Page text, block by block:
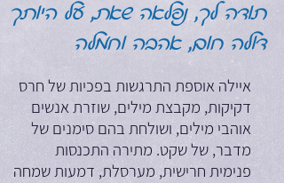
תודה לך, נפלאה שאת, על היותך
דולה חום, אהבה וחמלה
איילה אוספת התרגשות בפכיות של חרס
דקיקות, מקבצת מילים, שוזרת אנשים
אוהבי מילים, ושולחת בהם סימנים של
מדבר, של שקט. מתירה התכנסות
פנימית חרישית, מערסלת, דמעות שמחה